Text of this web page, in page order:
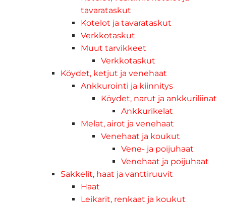
tavarataskut
Kotelot ja tavarataskut
Verkkotaskut
Muut tarvikkeet
Verkkotaskut
Köydet, ketjut ja venehaat
Ankkurointi ja kiinnitys
Köydet, narut ja ankkuriliinat
Ankkurikelat
Melat, airot ja venehaat
Venehaat ja koukut
Vene- ja poijuhaat
Venehaat ja poijuhaat
Sakkelit, haat ja vanttiruuvit
Haat
Leikarit, renkaat ja koukut